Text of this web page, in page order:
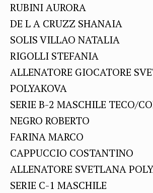
RUBINI AURORA
DE L A CRUZZ SHANAIA
SOLIS VILLAO NATALIA
RIGOLLI STEFANIA
ALLENATORE GIOCATORE
POLYAKOVA
SERIE B-2 MASCHILE TECO/
NEGRO ROBERTO
FARINA MARCO
CAPPUCCIO COSTANTINO
ALLENATORE SVETLANA
SERIE C-1 MASCHILE